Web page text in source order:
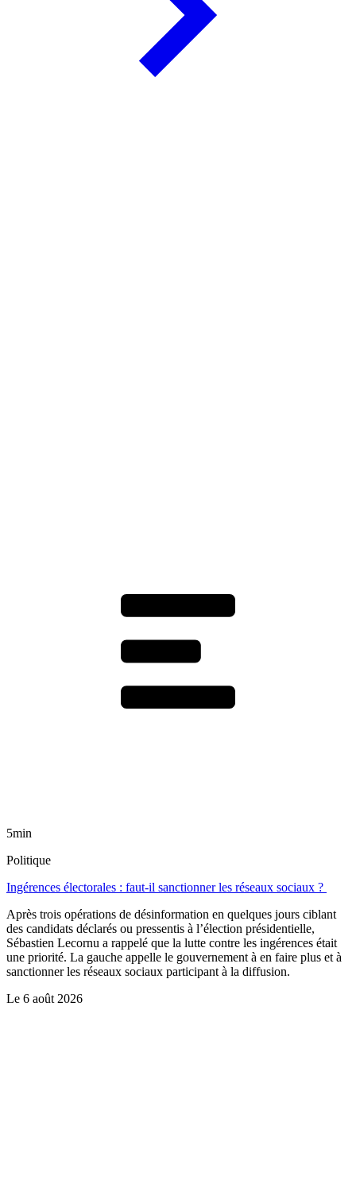
5min
Politique
Ingérences électorales : faut-il sanctionner les réseaux sociaux ?
Après trois opérations de désinformation en quelques jours ciblant
des candidats déclarés ou pressentis à l’élection présidentielle,
Sébastien Lecornu a rappelé que la lutte contre les ingérences était
une priorité. La gauche appelle le gouvernement à en faire plus et à
sanctionner les réseaux sociaux participant à la diffusion.
Le 6 août 2026